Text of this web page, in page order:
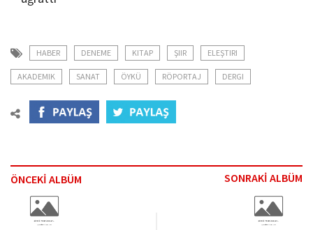
HABER DENEME KITAP ŞIIR ELEŞTIRI
AKADEMIK SANAT ÖYKÜ RÖPORTAJ DERGI
ÖNCEKİ ALBÜM SONRAKİ ALBÜM